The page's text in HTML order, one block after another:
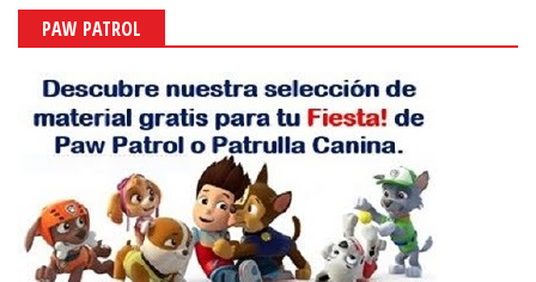
LOL SURPRISE